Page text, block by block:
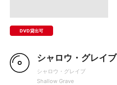
DVD貸出可
シャロウ・グレイブ
シャロウ・グレイブ
Shallow Grave